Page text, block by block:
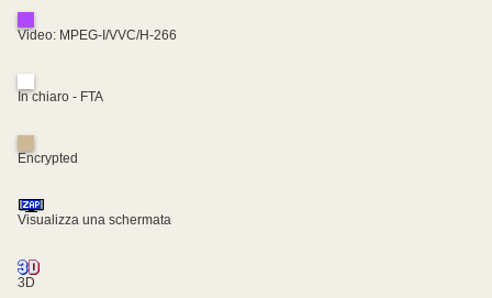
Video: MPEG-I/VVC/H-266
In chiaro - FTA
Encrypted
Visualizza una schermata
3D